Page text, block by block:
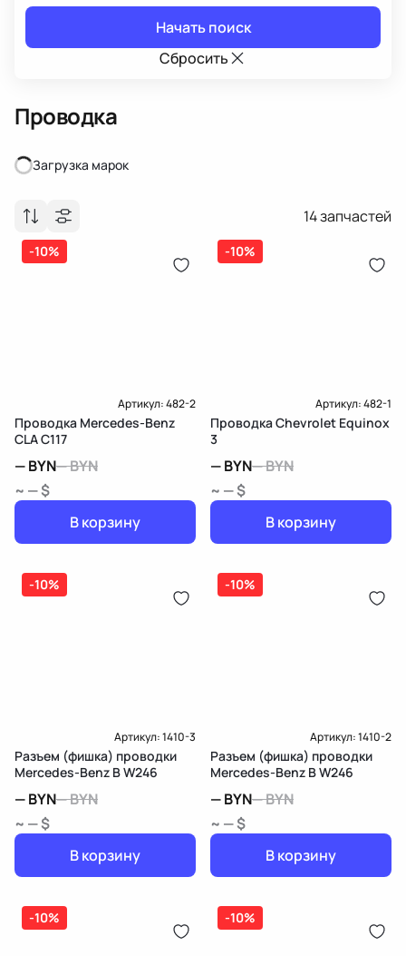
Начать поиск
Сбросить
Проводка
Загрузка марок
Загрузка марок
14запчастей
-10%
Артикул:482-2
Проводка Mercedes-Benz
CLA C117
—BYN—BYN
~ — $
В корзину
-10%
Артикул:482-1
Проводка Chevrolet Equinox
3
—BYN—BYN
~ — $
В корзину
-10%
Артикул:1410-3
Разъем (фишка) проводки
Mercedes-Benz B W246
—BYN—BYN
~ — $
В корзину
-10%
Артикул:1410-2
Разъем (фишка) проводки
Mercedes-Benz B W246
—BYN—BYN
~ — $
В корзину
-10% -10%